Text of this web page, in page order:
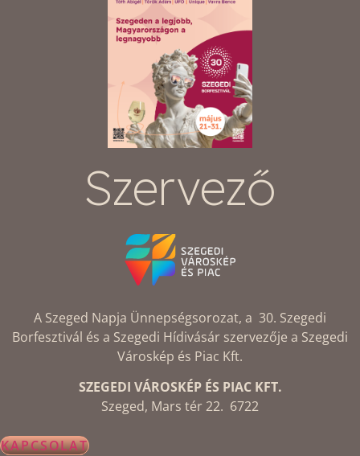
Szervező
A Szeged Napja Ünnepségsorozat, a 30. Szegedi
Borfesztivál és a Szegedi Hídivásár szervezője a Szegedi
Városkép és Piac Kft.
SZEGEDI VÁROSKÉP ÉS PIAC KFT.
Szeged, Mars tér 22. 6722
KAPCSOLAT